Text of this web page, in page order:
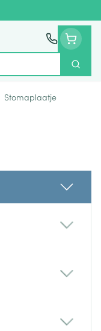
Zoek
Stomaplaatje